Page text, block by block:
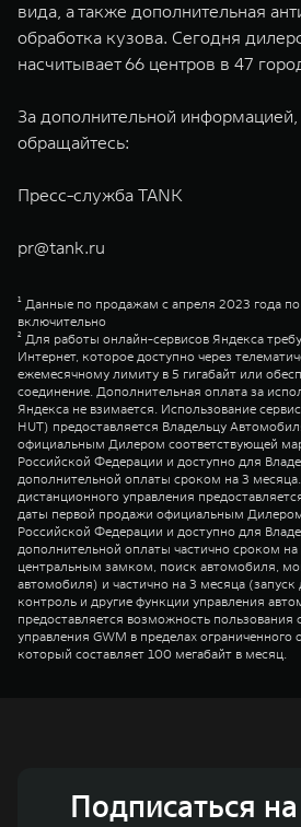
вида, а также дополнительная
обработка кузова. Сегодня
насчитывает 66 центров в 47
За дополнительной информацией,
обращайтесь:
Пресс-служба TANK
pr@tank.ru
¹ Данные по продажам с апреля 2023 года
включительно
² Для работы онлайн-сервисов Яндекса
Интернет, которое доступно через
ежемесячному лимиту в 5 гигабайт или
соединение. Дополнительная оплата за
Яндекса не взимается. Использование
HUT) предоставляется Владельцу
официальным Дилером соответствующей
Российской Федерации и доступно для
дополнительной оплаты сроком на 3
дистанционного управления
даты первой продажи официальным
Российской Федерации и доступно для
дополнительной оплаты частично сроком на
центральным замком, поиск автомобиля,
автомобиля) и частично на 3 месяца (запуск
контроль и другие функции управления
предоставляется возможность пользования
управления GWM в пределах ограниченного
который составляет 100 мегабайт в месяц.
Подписаться